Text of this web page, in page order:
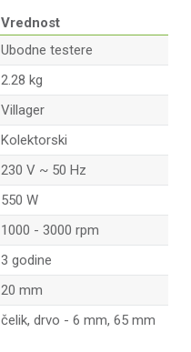
Vrednost
Ubodne testere
2.28 kg
Villager
Kolektorski
230 V ~ 50 Hz
550 W
1000 - 3000 rpm
3 godine
20 mm
čelik, drvo - 6 mm, 65 mm